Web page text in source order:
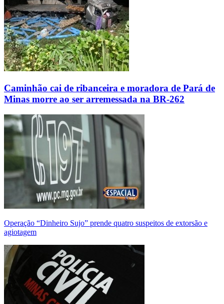
Caminhão cai de ribanceira e moradora de Pará de
Minas morre ao ser arremessada na BR-262
Operação “Dinheiro Sujo” prende quatro suspeitos de extorsão e
agiotagem